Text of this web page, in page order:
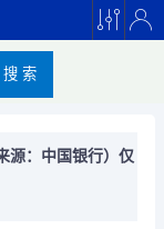
搜 索
源：中国银行）仅